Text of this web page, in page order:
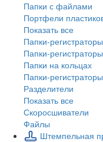
Папки с файлами
Портфели
Показать все
Папки-
Папки-
Папки на кольцах
Папки-регистраторы
Разделители
Показать все
Скоросшиватели
Файлы
Штемпельная